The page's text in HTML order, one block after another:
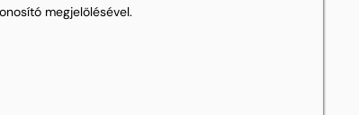
megjelölésével.